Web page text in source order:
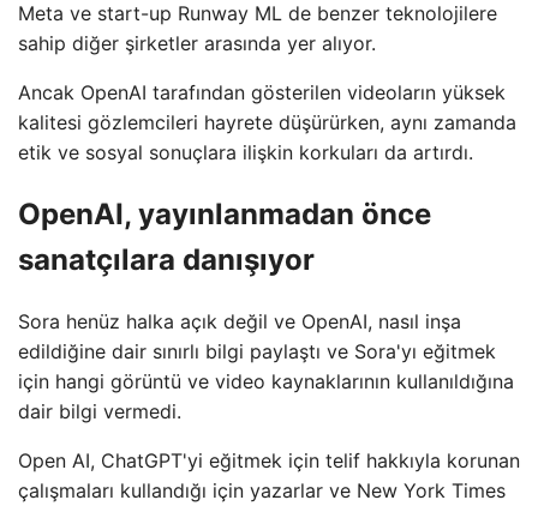
Meta ve start-up Runway ML de benzer teknolojilere
sahip diğer şirketler arasında yer alıyor.
Ancak OpenAI tarafından gösterilen videoların yüksek
kalitesi gözlemcileri hayrete düşürürken, aynı zamanda
etik ve sosyal sonuçlara ilişkin korkuları da artırdı.
OpenAI, yayınlanmadan önce
sanatçılara danışıyor
Sora henüz halka açık değil ve OpenAI, nasıl inşa
edildiğine dair sınırlı bilgi paylaştı ve Sora'yı eğitmek
için hangi görüntü ve video kaynaklarının kullanıldığına
dair bilgi vermedi.
Open AI, ChatGPT'yi eğitmek için telif hakkıyla korunan
çalışmaları kullandığı için yazarlar ve New York Times